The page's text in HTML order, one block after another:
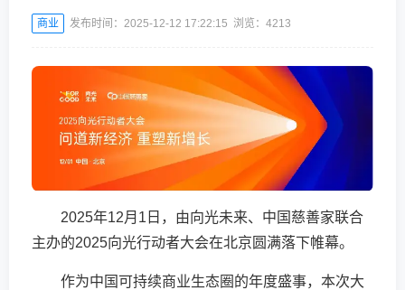
商业 发布时间：2025-12-12 17:22:15 浏览： 4213
2025年12月1日，由向光未来、中国慈善家联合
主办的2025向光行动者大会在北京圆满落下帷幕。
作为中国可持续商业生态圈的年度盛事，本次大